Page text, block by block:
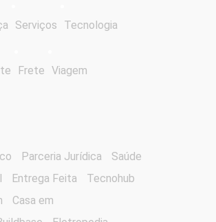
Serviços Tecnologia
Frete Viagem
Parceria Jurídica
Saúde
Entrega Feita
Tecnohub
Casa em